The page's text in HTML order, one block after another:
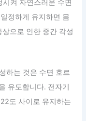
켜 자연스러운 수면
정하게 유지하면 몸
으로 인한 중간 각성
하는 것은 수면 호르
유도합니다. 전자기
도 사이로 유지하는